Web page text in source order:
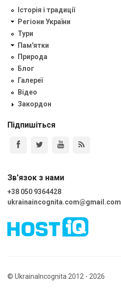
Історія і традиції
Регіони України
Тури
Пам'ятки
Природа
Блог
Галереї
Відео
Закордон
Підпишіться
Зв'язок з нами
+38 050 9364428
ukrainaincognita.com@gmail.com
© UkrainaIncognita 2012 - 2026